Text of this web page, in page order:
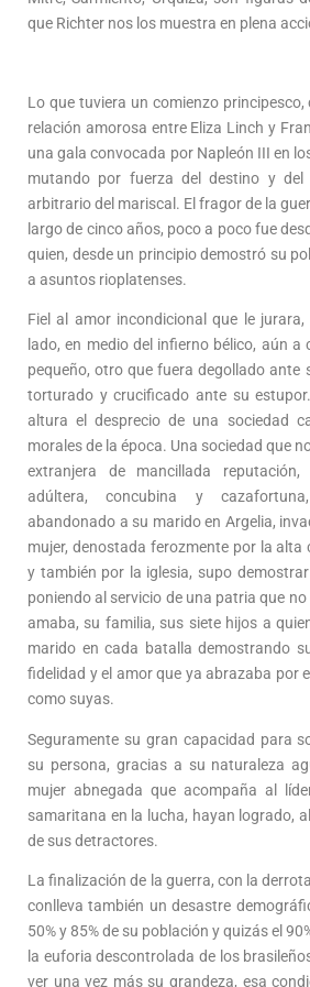
que Richter nos los muestra en plena
Lo que tuviera un comienzo principesco,
relación amorosa entre Eliza Linch y
una gala convocada por Napleón III en
mutando por fuerza del destino y del
arbitrario del mariscal. El fragor de la
largo de cinco años, poco a poco fue
quien, desde un principio demostró su
a asuntos rioplatenses.
Fiel al amor incondicional que le
lado, en medio del infierno bélico, aún
pequeño, otro que fuera degollado ante
torturado y crucificado ante su
altura el desprecio de una sociedad
morales de la época. Una sociedad que
extranjera de mancillada
adúltera, concubina y
abandonado a su marido en Argelia,
mujer, denostada ferozmente por la alta
y también por la iglesia, supo
poniendo al servicio de una patria que
amaba, su familia, sus siete hijos a
marido en cada batalla demostrando
fidelidad y el amor que ya abrazaba por
como suyas.
Seguramente su gran capacidad para
su persona, gracias a su naturaleza
mujer abnegada que acompaña al
samaritana en la lucha, hayan logrado,
de sus detractores.
La finalización de la guerra, con la
conlleva también un desastre
50% y 85% de su población y quizás el
la euforia descontrolada de los
ver una vez más su grandeza, esa